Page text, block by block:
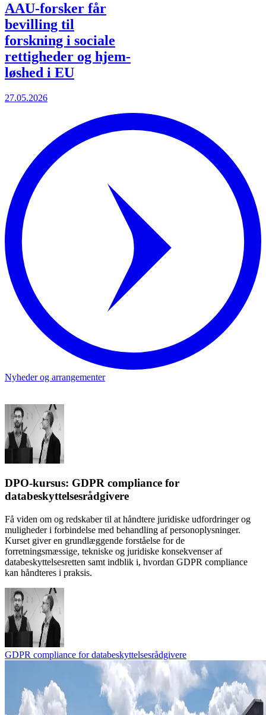
AAU-forsker får
bevilling til
forskning i sociale
rettigheder og hjem­
løshed i EU
27.05.2026
Nyheder og arrangementer
DPO-kursus: GDPR compliance for
databeskyttelsesrådgivere
Få viden om og redskaber til at håndtere juridiske udfordringer og
muligheder i forbindelse med behandling af personoplysninger.
Kurset giver en grundlæggende forståelse for de
forretningsmæssige, tekniske og juridiske konsekvenser af
databeskyttelsesretten samt indblik i, hvordan GDPR compliance
kan håndteres i praksis.
GDPR compliance for databeskyttelsesrådgivere